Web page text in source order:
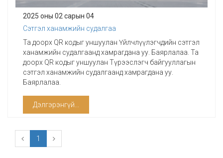
2025 оны 02 сарын 04
Сэтгэл ханамжийн судалгаа
Та доорх QR кодыг уншуулан Үйлчлүүлэгчдийн сэтгэл
ханамжийн судалгаанд хамрагдана уу. Баярлалаа. Та
доорх QR кодыг уншуулан Түрээслэгч байгууллагын
сэтгэл ханамжийн судалгаанд хамрагдана уу.
Баярлалаа.
Дэлгэрэнгүй...
1